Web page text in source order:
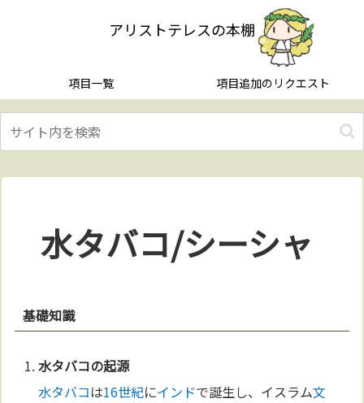
アリストテレスの本棚
項目一覧 項目追加のリクエスト
水タバコ/シーシャ
基礎知識
水タバコの起源
水タバコは16世紀にインドで誕生し、イスラム文